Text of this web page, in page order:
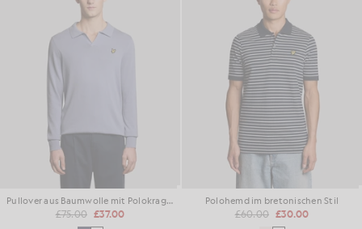
Pullover aus Baumwolle mit Polokragen
£75.00 £37.00
Polohemd im bretonischen Stil
£60.00 £30.00